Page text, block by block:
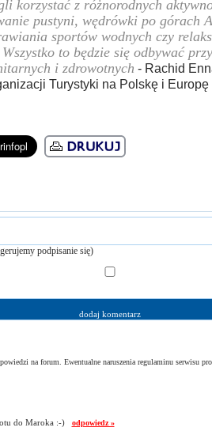
korzystać z różnorodnych
pustyni, wędrówki po górach
sportów wodnych czy
to będzie się odbywać
i zdrowotnych - Rachid
Turystyki na Polskę i Europę
podpisanie się)
na forum. Ewentualne naruszenia regulaminu serwisu
do Maroka :-) odpowiedz »